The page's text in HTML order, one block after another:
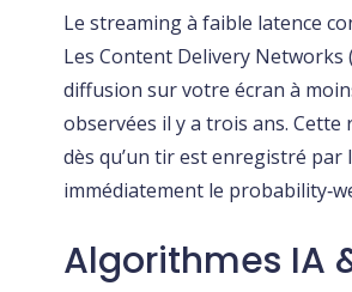
Le streaming à faible latence
Les Content Delivery Networks
diffusion sur votre écran à
observées il y a trois ans.
dès qu’un tir est enregistré par
immédiatement le
Algorithmes IA